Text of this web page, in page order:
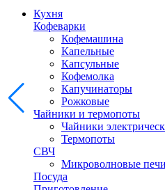
Кухня
Кофеварки
Кофемашина
Капельные
Капсульные
Кофемолка
Капучинаторы
Рожковые
Чайники и термопоты
Чайники
Термопоты
СВЧ
Микроволновые печи
Посуда